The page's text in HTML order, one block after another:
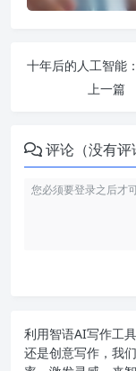
上一篇
评论（没有评
利用智语AI写作工
还是创意写作，我